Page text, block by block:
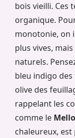
bois vieilli. Ces
organique.
monotonie, on
plus vives,
naturels.
bleu indigo
olive des
rappelant les
comme le
chaleureux,